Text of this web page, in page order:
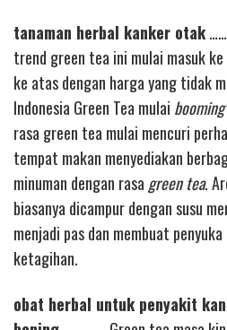
tanaman herbal kanker otak
trend green tea ini mulai masuk
ke atas dengan harga yang tidak
Indonesia Green Tea mulai booming
rasa green tea mulai mencuri
tempat makan menyediakan
minuman dengan rasa green tea.
biasanya dicampur dengan susu
menjadi pas dan membuat
ketagihan.
obat herbal untuk penyakit